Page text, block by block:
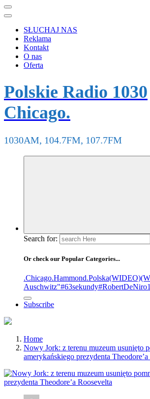
SŁUCHAJ NAS
Reklama
Kontakt
O nas
Oferta
Polskie Radio 1030
Chicago.
1030AM, 104.7FM, 107.7FM
Search for:
Or check our Popular Categories...
.Chicago.Hammond.Polska(WIDEO)
Auschwitz"#63sekundy#RobertDeNiro
Subscribe
Home
Nowy Jork: z terenu muzeum usunięto
amerykańskiego prezydenta Theodore’a